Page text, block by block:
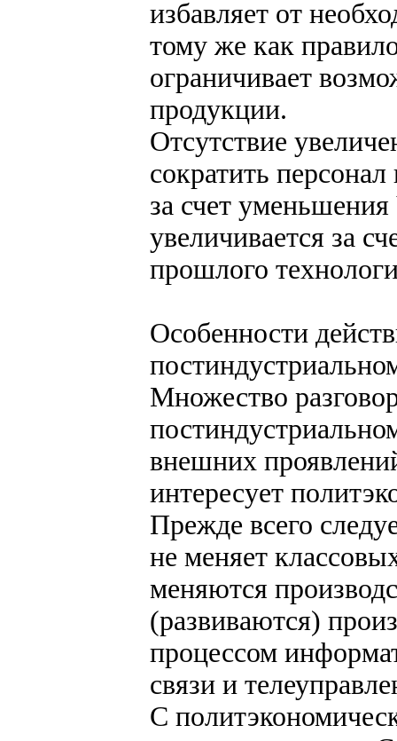
избавляет от
тому же как
ограничивает
продукции.
Отсутствие
сократить
за счет
увеличивается за
прошлого
Особенности
Множество
внешних
интересует
Прежде всего
не меняет
меняются
(развиваются)
процессом
связи и
С